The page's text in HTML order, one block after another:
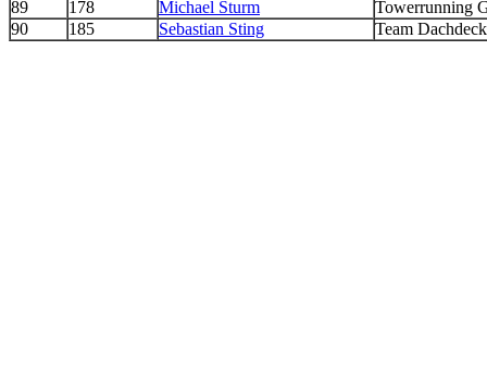
89 178 Michael Sturm
Towerrunning
90
185 Sebastian Sting Team